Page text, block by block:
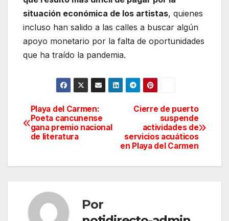
situación económica de los artistas, quienes
incluso han salido a las calles a buscar algún
apoyo monetario por la falta de oportunidades
que ha traído la pandemia.
Navegación
de
Cierre de puerto
suspende
actividades de
servicios acuáticos
en Playa del Carmen
Playa del Carmen:
Poeta cancunense
gana premio nacional
de literatura
Por